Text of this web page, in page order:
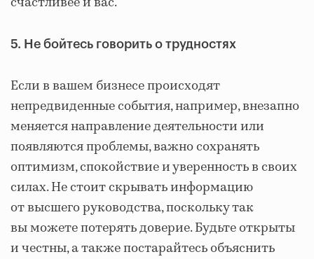
5. Не бойтесь говорить о трудностях
Если в вашем бизнесе происходят
непредвиденные события, например, внезапно
меняется направление деятельности или
появляются проблемы, важно сохранять
оптимизм, спокойствие и уверенность в своих
силах. Не стоит скрывать информацию
от высшего руководства, поскольку так
вы можете потерять доверие. Будьте открыты
и честны, а также постарайтесь объяснить